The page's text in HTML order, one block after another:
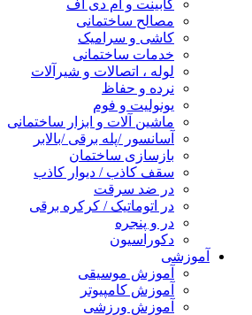
کابینت و ام دی اف
مصالح ساختمانی
کاشی و سرامیک
خدمات ساختمانی
لوله ، اتصالات و شیرآلات
نرده و حفاظ
یونولیت و فوم
ماشین آلات و ابزار ساختمانی
آسانسور /پله برقی /بالابر
بازسازی ساختمان
سقف کاذب / دیوار کاذب
در ضد سرقت
در اتوماتیک / کرکره برقی
در و پنجره
دکوراسیون
آموزشی
آموزش موسیقی
آموزش کامپیوتر
آموزش ورزشی